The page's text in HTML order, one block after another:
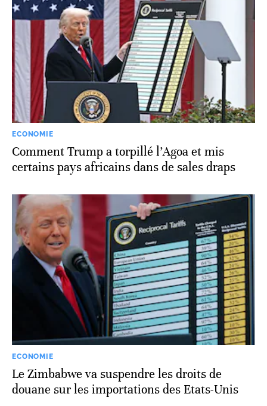
ECONOMIE
Comment Trump a torpillé l’Agoa et mis
certains pays africains dans de sales draps
ECONOMIE
Le Zimbabwe va suspendre les droits de
douane sur les importations des Etats-Unis